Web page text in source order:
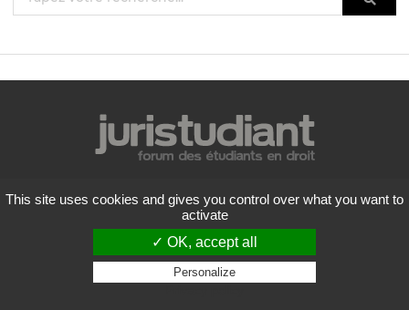
Mentions légales
Politique de confidentialité
Conditions générales d'utilisation
Liste des forums
Contactez-nous
This site uses cookies and gives you control over what you want to
activate
✓ OK, accept all
Personalize